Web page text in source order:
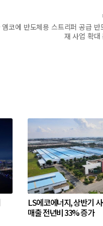
코에 반도체용 스트리퍼 공급 반
재 사업 확대
LS에코에너지, 상반기
매출 전년비 33% 증가